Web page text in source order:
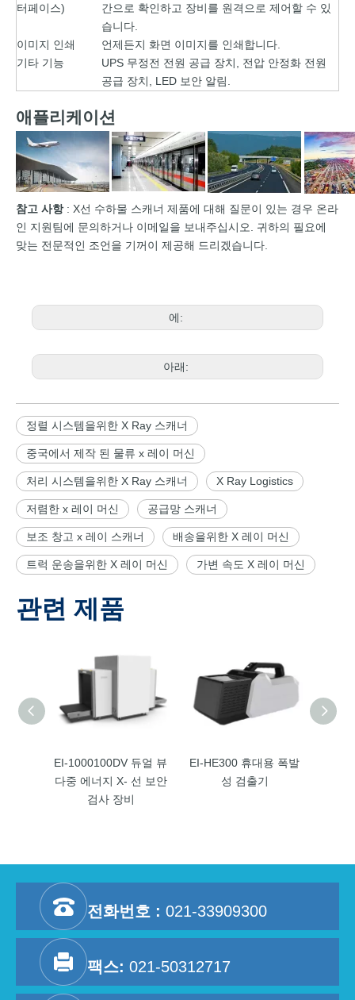
터페이스)
간으로 확인하고 장비를 원격으로 제어할 수 있
습니다.
이미지 인쇄
언제든지 화면 이미지를 인쇄합니다.
기타 기능
UPS 무정전 전원 공급 장치, 전압 안정화 전원
공급 장치, LED 보안 알림.
애플리케이션
참고 사항 : X선 수하물 스캐너 제품에 대해 질문이 있는 경우 온라
인 지원팀에 문의하거나 이메일을 보내주십시오. 귀하의 필요에
맞는 전문적인 조언을 기꺼이 제공해 드리겠습니다.
에:
아래:
정렬 시스템을위한 X Ray 스캐너
중국에서 제작 된 물류 x 레이 머신
처리 시스템을위한 X Ray 스캐너 X Ray Logistics
저렴한 x 레이 머신 공급망 스캐너
보조 창고 x 레이 스캐너 배송을위한 X 레이 머신
트럭 운송을위한 X 레이 머신 가변 속도 X 레이 머신
관련 제품
EI-1000100DV 듀얼 뷰
다중 에너지 X- 선 보안
검사 장비
EI-HE300 휴대용 폭발
성 검출기
전화번호 : 021-33909300
팩스: 021-50312717